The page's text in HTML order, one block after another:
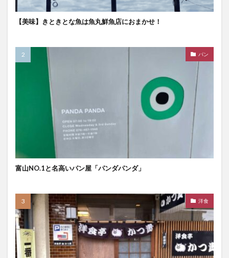
【美味】きときとな魚は魚丸鮮魚店におまかせ！
パン
富山NO.1と名高いパン屋「パンダパンダ」
洋食